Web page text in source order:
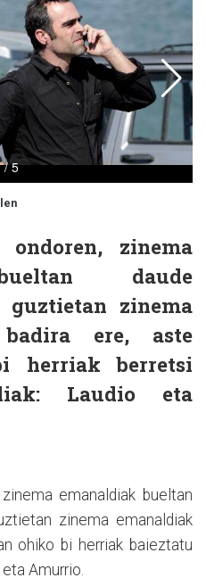
zinema
daude
guztietan zinema
ere, aste
herriak berretsi
Laudio eta
emanaldiak bueltan
zinema emanaldiak
ohiko bi herriak baieztatu
Amurrio.